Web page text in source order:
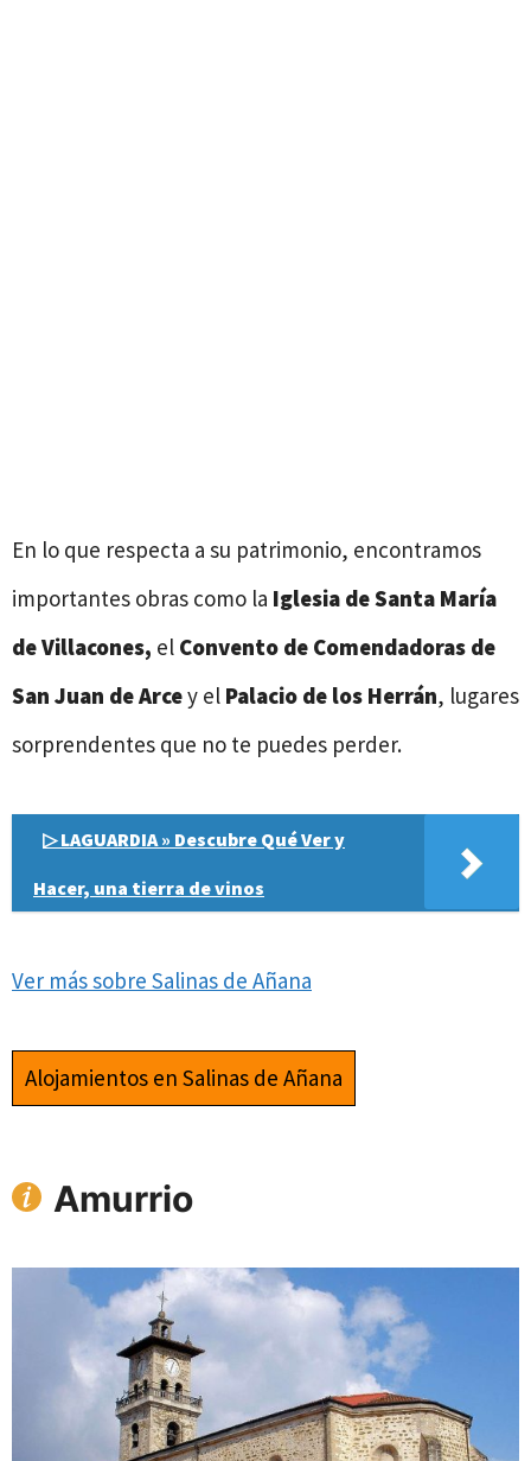
En lo que respecta a su patrimonio, encontramos
importantes obras como la Iglesia de Santa María
de Villacones, el Convento de Comendadoras de
San Juan de Arcey el Palacio de los Herrán, lugares
sorprendentes que no te puedes perder.
▷ LAGUARDIA » Descubre Qué Ver y
Hacer, una tierra de vinos
Ver más sobre Salinas de Añana
Alojamientos en Salinas de Añana
Amurrio